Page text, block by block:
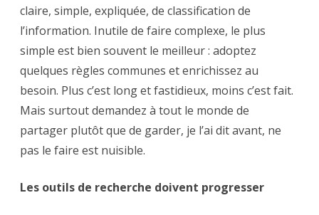
claire, simple, expliquée, de classification de
l’information. Inutile de faire complexe, le plus
simple est bien souvent le meilleur : adoptez
quelques règles communes et enrichissez au
besoin. Plus c’est long et fastidieux, moins c’est fait.
Mais surtout demandez à tout le monde de
partager plutôt que de garder, je l’ai dit avant, ne
pas le faire est nuisible.
Les outils de recherche doivent progresser